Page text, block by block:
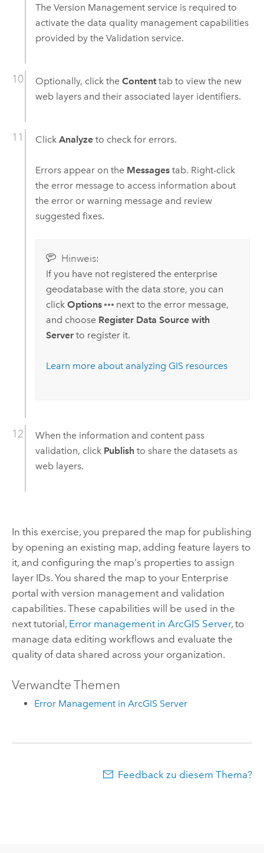
The Version Management service is required to
activate the data quality management capabilities
provided by the Validation service.
Optionally, click the Contenttab to view the new
web layers and their associated layer identifiers.
Click Analyzeto check for errors.
Errors appear on the Messagestab. Right-click
the error message to access information about
the error or warning message and review
suggested fixes.
Hinweis:
If you have not registered the enterprise
geodatabase with the data store, you can
click Options
next to the error message,
and choose Register Data Source with
Serverto register it.
Learn more about analyzing GIS resources
When the information and content pass
validation, click Publishto share the datasets as
web layers.
In this exercise, you prepared the map for publishing
by opening an existing map, adding feature layers to
it, and configuring the map's properties to assign
layer IDs. You shared the map to your Enterprise
portal with version management and validation
capabilities. These capabilities will be used in the
next tutorial, Error management in ArcGIS Server, to
manage data editing workflows and evaluate the
quality of data shared across your organization.
Verwandte Themen
Error Management in ArcGIS Server
Feedback zu diesem Thema?